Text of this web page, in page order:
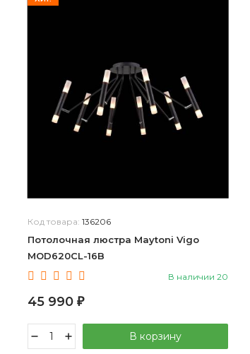
Код товара: 136206
Потолочная люстра Maytoni Vigo
MOD620CL-16B
В наличии 20
45 990 ₽
В корзину